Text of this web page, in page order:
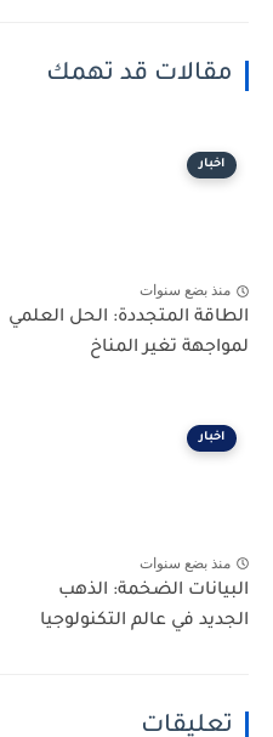
مقالات قد تهمك
اخبار
منذ بضع سنوات
الطاقة المتجددة: الحل العلمي
لمواجهة تغير المناخ
اخبار
منذ بضع سنوات
البيانات الضخمة: الذهب
الجديد في عالم التكنولوجيا
تعليقات